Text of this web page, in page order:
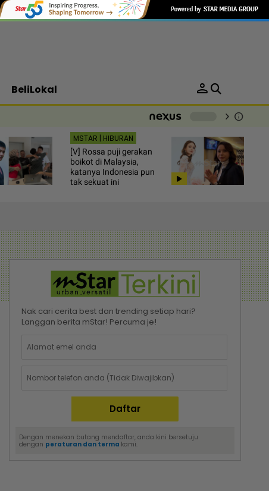
BeliLokal person
chevron_right info
MSTAR | HIBURAN
[V] Rossa puji gerakan
boikot di Malaysia,
katanya Indonesia pun
tak sekuat ini
Nak cari cerita best dan trending setiap hari?
Langgan berita mStar! Percuma je!
Dengan menekan butang mendaftar, anda kini bersetuju
dengan peraturan dan terma kami.